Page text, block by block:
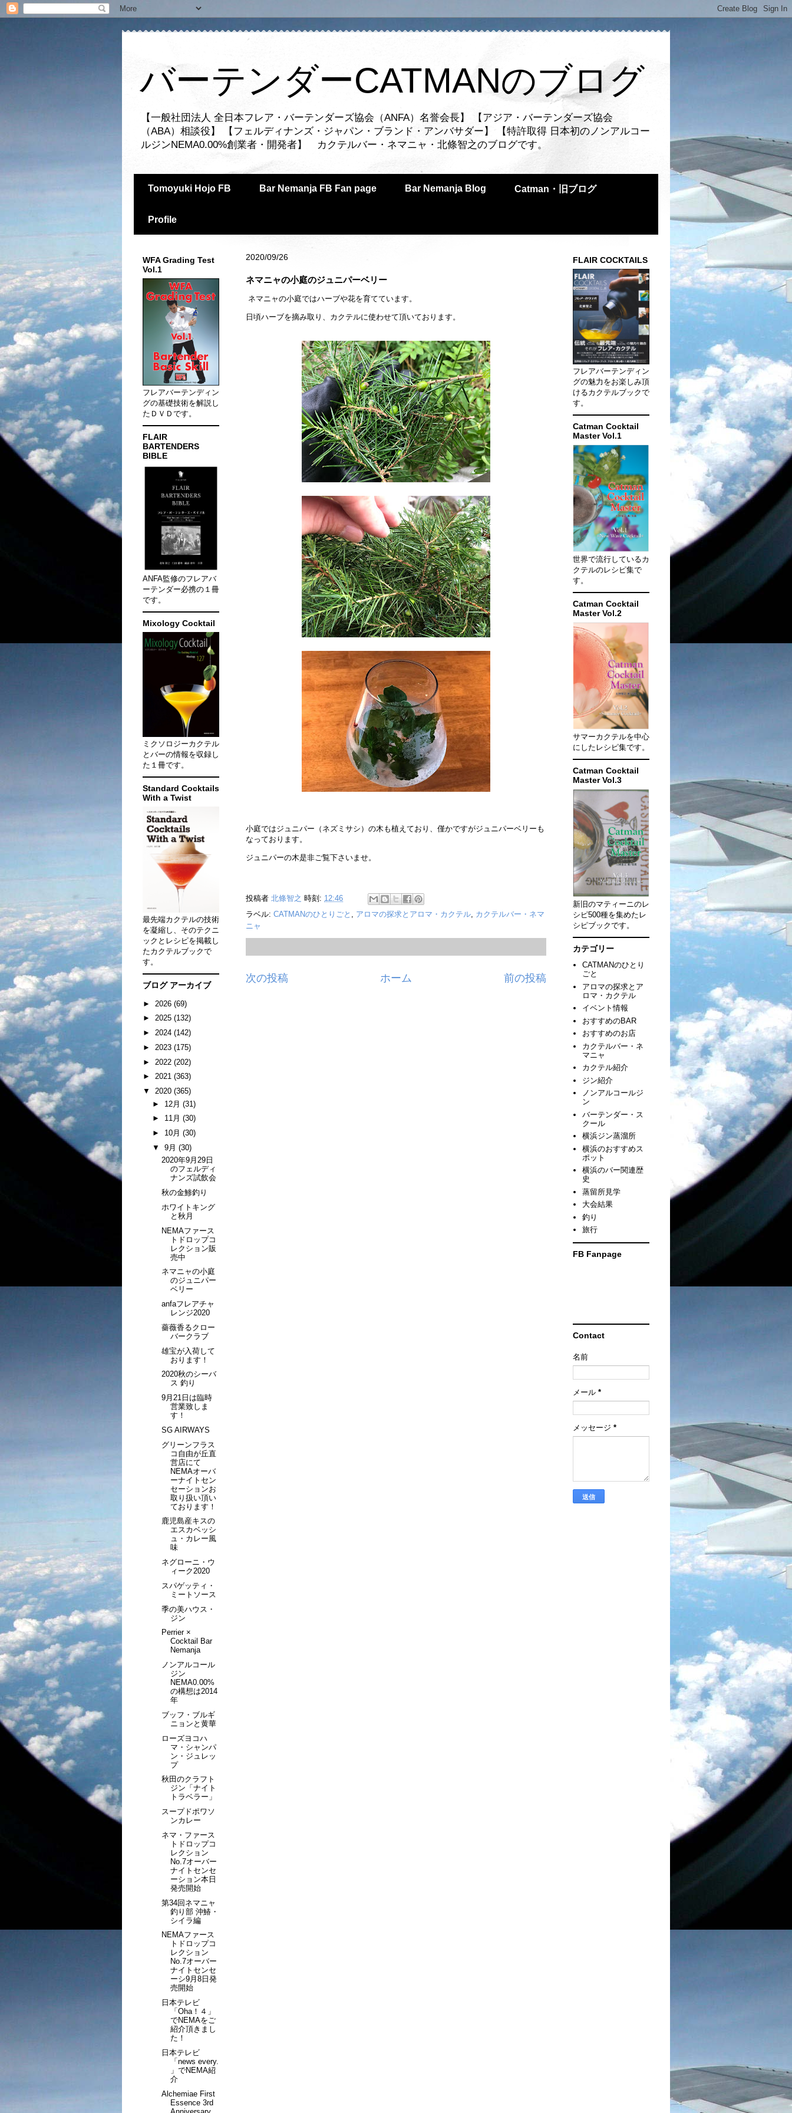
バーテンダーCATMANのブログ
【一般社団法人 全日本フレア・バーテンダーズ協会（ANFA）名誉会長】 【アジア・バーテンダーズ協会
（ABA）相談役】 【フェルディナンズ・ジャパン・ブランド・アンバサダー】 【特許取得 日本初のノンアルコー
ルジンNEMA0.00%創業者・開発者】 カクテルバー・ネマニャ・北條智之のブログです。
Tomoyuki Hojo FB Bar Nemanja FB Fan page Bar Nemanja Blog Catman・旧ブログ
Profile
2020/09/26
ネマニャの小庭のジュニパーベリー
ネマニャの小庭ではハーブや花を育てています。
日頃ハーブを摘み取り、カクテルに使わせて頂いております。
小庭ではジュニパー（ネズミサシ）の木も植えており、僅かですがジュニパーベリーも
なっております。
ジュニパーの木是非ご覧下さいませ。
投稿者 北條智之 時刻: 12:46
ラベル: CATMANのひとりごと アロマの探求とアロマ・カクテル カクテルバー・ネマ
ニャ
次の投稿 前の投稿
ホーム
WFA Grading Test
Vol.1
フレアバーテンディン
グの基礎技術を解説し
たＤＶＤです。
FLAIR
BARTENDERS
BIBLE
ANFA監修のフレアバ
ーテンダー必携の１冊
です。
Mixology Cocktail
ミクソロジーカクテル
とバーの情報を収録し
た１冊です。
Standard Cocktails
With a Twist
最先端カクテルの技術
を凝縮し、そのテクニ
ックとレシピを掲載し
たカクテルブックで
す。
ブログ アーカイブ
► 2026 (69)
► 2025 (132)
► 2024 (142)
► 2023 (175)
► 2022 (202)
► 2021 (363)
▼ 2020 (365)
► 12月 (31)
► 11月 (30)
► 10月 (30)
▼ 9月 (30)
2020年9月29日
のフェルディ
ナンズ試飲会
秋の金鯵釣り
ホワイトキング
と秋月
NEMAファース
トドロップコ
レクション販
売中
ネマニャの小庭
のジュニパー
ベリー
anfaフレアチャ
レンジ2020
薔薇香るクロー
バークラブ
雄宝が入荷して
おります！
2020秋のシーバ
ス 釣り
9月21日は臨時
営業致しま
す！
SG AIRWAYS
グリーンフラス
コ自由が丘直
営店にて
NEMAオーバ
ーナイトセン
セーションお
取り扱い頂い
ております！
鹿児島産キスの
エスカベッシ
ュ・カレー風
味
ネグローニ・ウ
ィーク2020
スパゲッティ・
ミートソース
季の美ハウス・
ジン
Perrier ×
Cocktail Bar
Nemanja
ノンアルコール
ジン
NEMA0.00%
の構想は2014
年
ブッフ・ブルギ
ニョンと黄華
ローズヨコハ
マ・シャンパ
ン・ジュレッ
プ
秋田のクラフト
ジン「ナイト
トラベラー」
スープドポワソ
ンカレー
ネマ・ファース
トドロップコ
レクション
No.7オーバー
ナイトセンセ
ーション本日
発売開始
第34回ネマニャ
釣り部 沖鰆・
シイラ編
NEMAファース
トドロップコ
レクション
No.7オーバー
ナイトセンセ
ーシ9月8日発
売開始
日本テレビ
「Oha！４」
でNEMAをご
紹介頂きまし
た！
日本テレビ
「news every.
」でNEMA紹
介
Alchemiae First
Essence 3rd
Anniversary
FLAIR COCKTAILS
フレアバーテンディン
グの魅力をお楽しみ頂
けるカクテルブックで
す。
Catman Cocktail
Master Vol.1
世界で流行しているカ
クテルのレシピ集で
す。
Catman Cocktail
Master Vol.2
サマーカクテルを中心
にしたレシピ集です。
Catman Cocktail
Master Vol.3
新旧のマティーニのレ
シピ500種を集めたレ
シピブックです。
カテゴリー
CATMANのひとり
ごと
アロマの探求とア
ロマ・カクテル
イベント情報
おすすめのBAR
おすすめのお店
カクテルバー・ネ
マニャ
カクテル紹介
ジン紹介
ノンアルコールジ
ン
バーテンダー・ス
クール
横浜ジン蒸溜所
横浜のおすすめス
ポット
横浜のバー関連歴
史
蒸留所見学
大会結果
釣り
旅行
FB Fanpage
Contact
名前
メール *
メッセージ *